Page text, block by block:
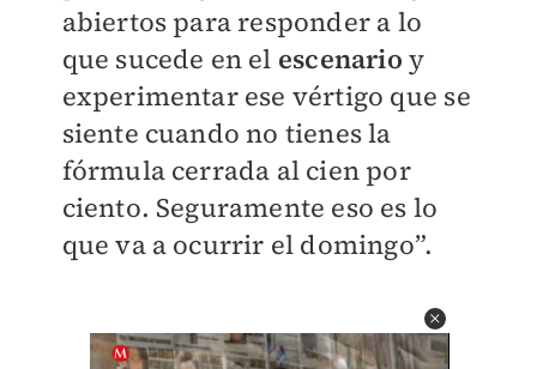
abiertos para responder a lo
que sucede en el escenario y
experimentar ese vértigo que se
siente cuando no tienes la
fórmula cerrada al cien por
ciento. Seguramente eso es lo
que va a ocurrir el domingo”.